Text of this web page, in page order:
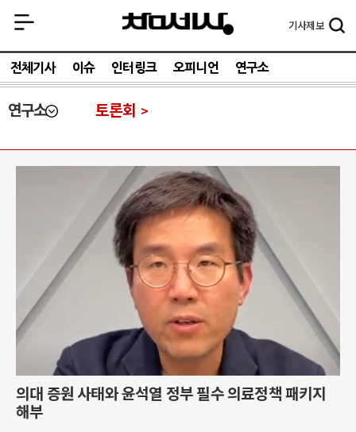
기사제보
전체기사 이슈 인터링크 오피니언 연구소
연구소 토론회
의대 증원 사태와 윤석열 정부 필수 의료정책 패키지
해부